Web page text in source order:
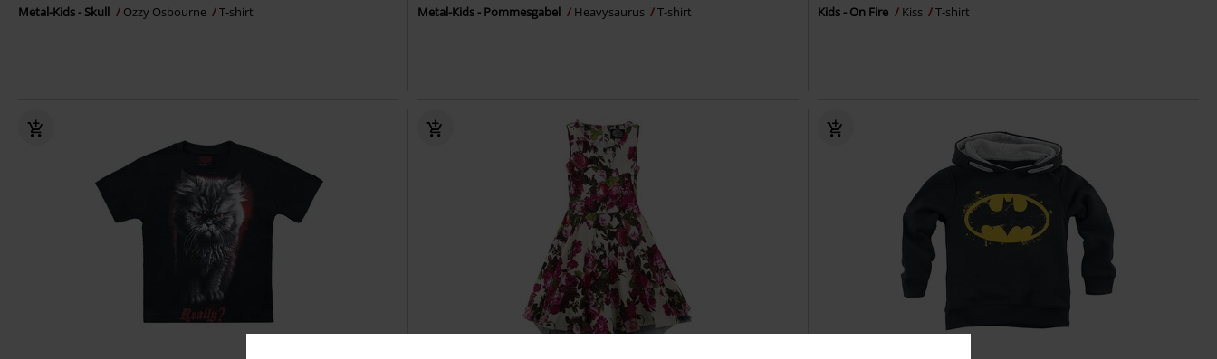
Metal-Kids - Skull Ozzy Osbourne T-shirt Metal-Kids - Pommesgabel Heavysaurus T-shirt Kids - On Fire Kiss T-shirt